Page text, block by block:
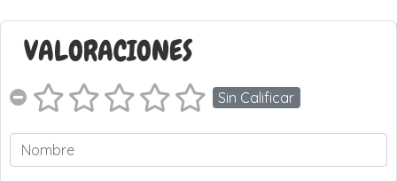
VALORACIONES
Sin Calificar